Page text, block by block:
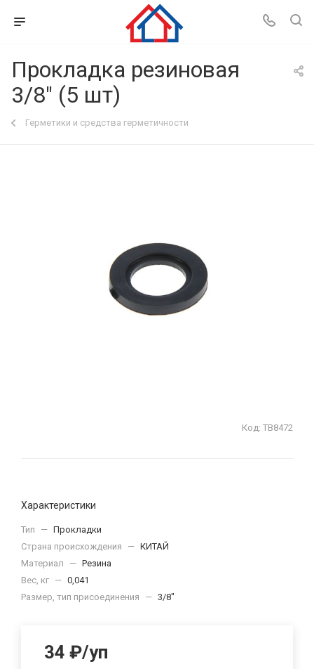
Прокладка резиновая
3/8" (5 шт)
Герметики и средства герметичности
Код: ТВ8472
Характеристики
Тип — Прокладки
Страна происхождения
— КИТАЙ
Материал
— Резина
Вес, кг — 0,041
Размер, тип присоединения
— 3/8"
34 ₽/уп